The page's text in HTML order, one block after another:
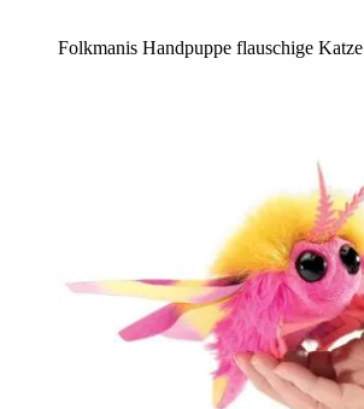
Folkmanis Handpuppe flauschige Katze